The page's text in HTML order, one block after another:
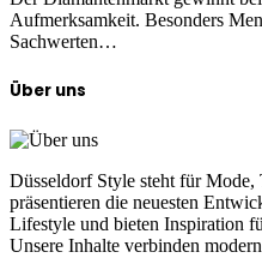
Aufmerksamkeit. Besonders
Sachwerten…
Über uns
Düsseldorf Style steht für
präsentieren die neuesten
Lifestyle und bieten Inspiration
Unsere Inhalte verbinden